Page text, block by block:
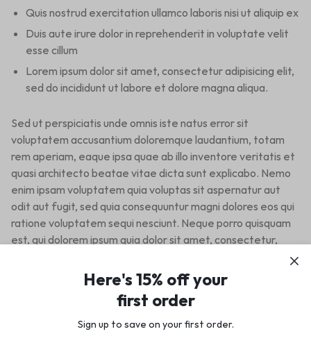
Quis nostrud exercitation ullamco laboris nisi ut aliquip ex
Duis aute irure dolor in reprehenderit in voluptate velit
esse cillum
Lorem ipsum dolor sit amet, consectetur adipisicing elit,
sed do incididunt ut labore et dolore magna aliqua.
Sed ut perspiciatis unde omnis iste natus error sit
voluptatem accusantium doloremque laudantium, totam
rem aperiam, eaque ipsa quae ab illo inventore veritatis et
quasi architecto beatae vitae dicta sunt explicabo. Nemo
enim ipsam voluptatem quia voluptas sit aspernatur aut
odit aut fugit, sed quia consequuntur magni dolores eos qui
ratione voluptatem sequi nesciunt. Neque porro quisquam
est, qui dolorem ipsum quia dolor sit amet, consectetur,
incidunt ut labore et dolore magnam aliquam quaerat
Neque porro quisquam est, qui dolorem ipsum quia dolor sit
amet, consectetur, adipisci velit, sed quia non numquam
Here's 15% off your
first order
Sign up to save on your first order.​